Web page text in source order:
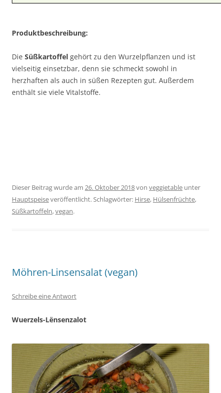
Produktbeschreibung:
Die Süßkartoffel gehört zu den Wurzelpflanzen und ist
vielseitig einsetzbar, denn sie schmeckt sowohl in
herzhaften als auch in süßen Rezepten gut. Außerdem
enthält sie viele Vitalstoffe.
Dieser Beitrag wurde am 26. Oktober 2018von veggietable unter
Hauptspeiseveröffentlicht. Schlagwörter: Hirse, Hülsenfrüchte,
Süßkartoffeln,vegan.
Möhren-Linsensalat (vegan)
Schreibe eine Antwort
Wuerzels-Lënsenzalot